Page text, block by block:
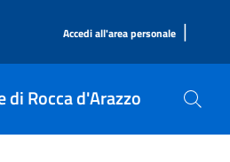
Accedi all'area personale |
di Rocca d'Arazzo